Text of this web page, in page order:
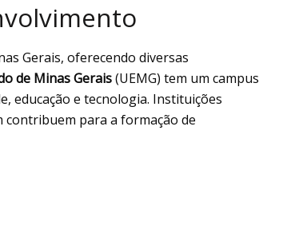
Gerais, oferecendo diversas
de Minas Gerais(UEMG) tem um campus
educação e tecnologia. Instituições
contribuem para a formação de